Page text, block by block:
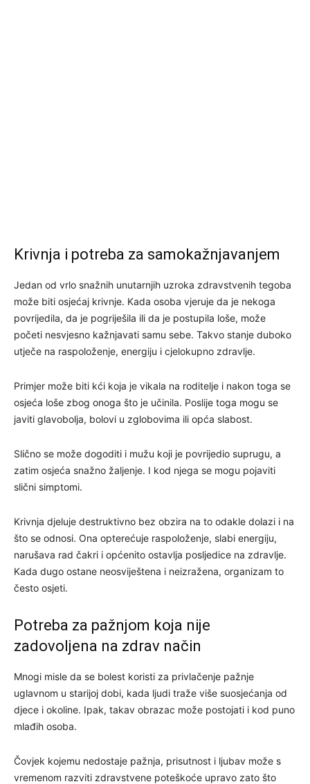
Krivnja i potreba za samokažnjavanjem
Jedan od vrlo snažnih unutarnjih uzroka zdravstvenih tegoba
može biti osjećaj krivnje. Kada osoba vjeruje da je nekoga
povrijedila, da je pogriješila ili da je postupila loše, može
početi nesvjesno kažnjavati samu sebe. Takvo stanje duboko
utječe na raspoloženje, energiju i cjelokupno zdravlje.
Primjer može biti kći koja je vikala na roditelje i nakon toga se
osjeća loše zbog onoga što je učinila. Poslije toga mogu se
javiti glavobolja, bolovi u zglobovima ili opća slabost.
Slično se može dogoditi i mužu koji je povrijedio suprugu, a
zatim osjeća snažno žaljenje. I kod njega se mogu pojaviti
slični simptomi.
Krivnja djeluje destruktivno bez obzira na to odakle dolazi i na
što se odnosi. Ona opterećuje raspoloženje, slabi energiju,
narušava rad čakri i općenito ostavlja posljedice na zdravlje.
Kada dugo ostane neosviještena i neizražena, organizam to
često osjeti.
Potreba za pažnjom koja nije
zadovoljena na zdrav način
Mnogi misle da se bolest koristi za privlačenje pažnje
uglavnom u starijoj dobi, kada ljudi traže više suosjećanja od
djece i okoline. Ipak, takav obrazac može postojati i kod puno
mlađih osoba.
Čovjek kojemu nedostaje pažnja, prisutnost i ljubav može s
vremenom razviti zdravstvene poteškoće upravo zato što